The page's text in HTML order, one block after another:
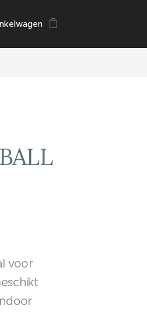
voor